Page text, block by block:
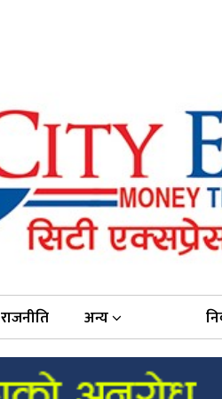
राजनीति अन्य